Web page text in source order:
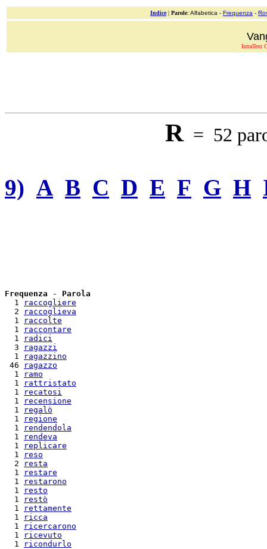
Indice| Parole: Alfabetica - Frequenza -
IntraText
R= 52
9) A B C D E F G H
Frequenza - Parola
  1
raccogliere
  2
raccoglieva
  1
raccolte
  1
raccontare
  1
radici
  3
ragazzi
  1
ragazzino
46
ragazzo
  1
ramo
  1
rattristato
  1
recatosi
  1
recensione
  1
regalò
  1
regione
  1
rendendola
  1
rendeva
  1
replicare
  1
reso
  2
resta
  1
restare
  1
restarono
  1
resto
  1
restò
  1
rettamente
  1
ricca
  1
ricercarono
  1
ricevuto
  1
ricondurlo